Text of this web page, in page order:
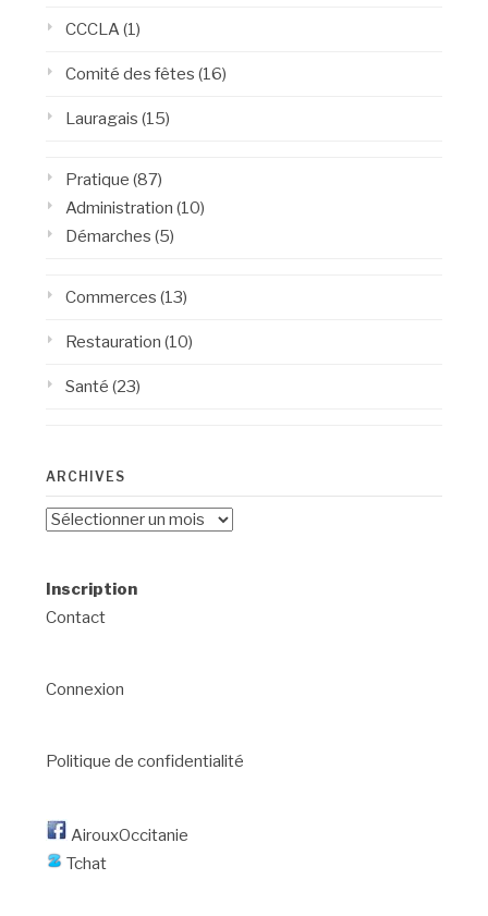
CCCLA(1)
Comité des fêtes (16)
Lauragais (15)
Pratique (87)
Administration (10)
Démarches (5)
Commerces (13)
Restauration (10)
Santé (23)
ARCHIVES
Archives
Inscription
Contact
Connexion
Politique de confidentialité
AirouxOccitanie
Tchat